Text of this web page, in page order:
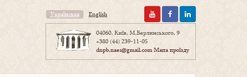
Українська English
04060, Київ, М.Берлинського, 9
+380 (44) 239-11-05
dnpb.naes@gmail.comМапа проїзду